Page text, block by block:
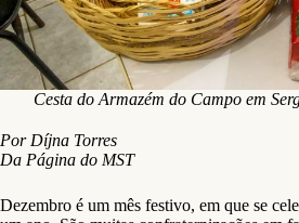
Cesta do Armazém do Campo em
Por Díjna Torres
Da Página do MST
Dezembro é um mês festivo, em que se